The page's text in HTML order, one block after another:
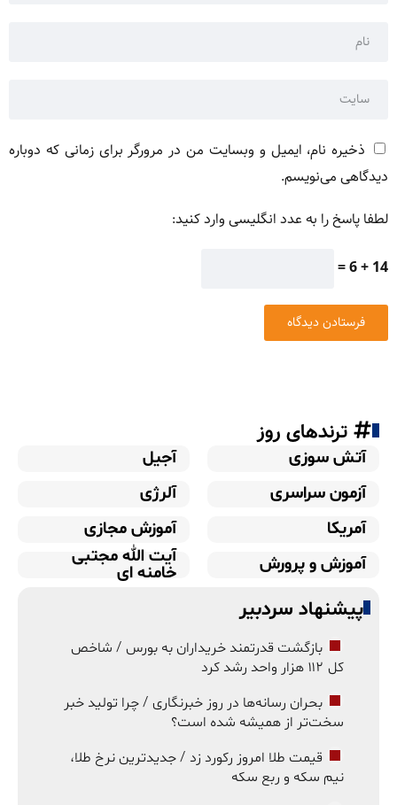
ذخیره نام، ایمیل و وبسایت من در مرورگر برای زمانی که دوباره
دیدگاهی می‌نویسم.
لطفا پاسخ را به عدد انگلیسی وارد کنید:
14 + 6 =
ترندهای روز
آتش سوزی
آجیل
آزمون سراسری
آلرژی
آمریکا
آموزش مجازی
آموزش و پرورش
آیت الله مجتبی
خامنه ای
پیشنهاد سردبیر
بازگشت قدرتمند خریداران به بورس / شاخص
کل ۱۱۲ هزار واحد رشد کرد
بحران رسانه‌ها در روز خبرنگاری / چرا تولید خبر
سخت‌تر از همیشه شده است؟
قیمت طلا امروز رکورد زد / جدیدترین نرخ طلا،
نیم سکه و ربع سکه